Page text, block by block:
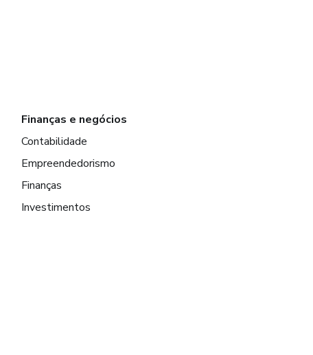
Finanças e negócios
Contabilidade
Empreendedorismo
Finanças
Investimentos